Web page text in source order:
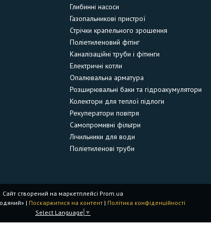
Глибинні насоси
Газопальникові пристрої
Стрічки крапельного зрошення
Поліетиленовий фітінг
Каналізаційні труби і фітинги
Електричні котли
Опалювальна арматура
Розширювальні баки та гідроакумулятори
Колектори для теплої підлоги
Рекуператори повітря
Самопромивні фільтри
Лічильники для води
Поліетиленові труби
Сайт створений на маркетплейсі Prom.ua
Інтернет-магазин «Водяний» | Поскаржитися на контент | Політика конфіденційності
Select Language ▼